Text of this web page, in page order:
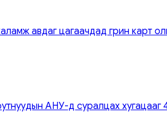
авдаг цагаачдад грин карт
АНУ-д суралцах хугацааг